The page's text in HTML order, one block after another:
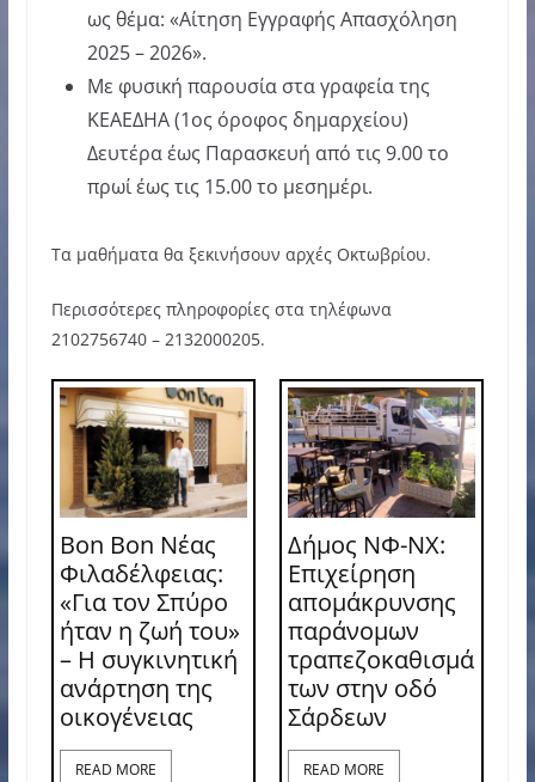
ως θέμα: «Αίτηση Εγγραφής Απασχόληση
2025 – 2026».
Με φυσική παρουσία στα γραφεία της
ΚΕΑΕΔΗΑ (1ος όροφος δημαρχείου)
Δευτέρα έως Παρασκευή από τις 9.00 το
πρωί έως τις 15.00 το μεσημέρι.
Τα μαθήματα θα ξεκινήσουν αρχές Οκτωβρίου.
Περισσότερες πληροφορίες στα τηλέφωνα
2102756740 – 2132000205.
Bon Bon Νέας
Φιλαδέλφειας:
«Για τον Σπύρο
ήταν η ζωή του»
– Η συγκινητική
ανάρτηση της
οικογένειας
READ MORE
Δήμος ΝΦ-ΝΧ:
Επιχείρηση
απομάκρυνσης
παράνομων
τραπεζοκαθισμά
των στην οδό
Σάρδεων
READ MORE